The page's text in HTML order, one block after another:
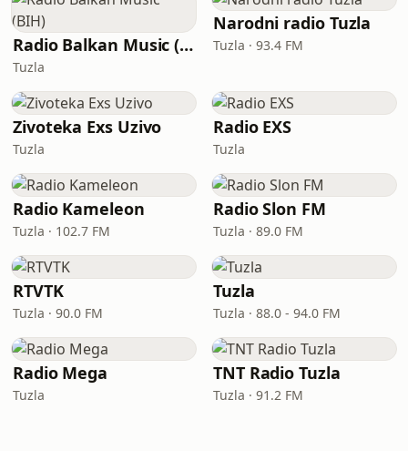
Radio Balkan Music (BIH)
Tuzla
Narodni radio Tuzla
Tuzla · 93.4 FM
Zivoteka Exs Uzivo
Tuzla
Radio EXS
Tuzla
Radio Kameleon
Tuzla · 102.7 FM
Radio Slon FM
Tuzla · 89.0 FM
RTVTK
Tuzla · 90.0 FM
Tuzla
Tuzla · 88.0 - 94.0 FM
Radio Mega
Tuzla
TNT Radio Tuzla
Tuzla · 91.2 FM